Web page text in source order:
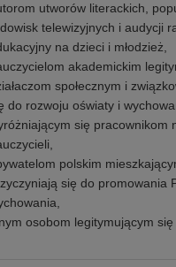
utworów literackich,
telewizyjnych i audycji
na dzieci i młodzież,
akademickim
społecznym i
do rozwoju oświaty i
się pracownikom
polskim
się do promowania
osobom legitymującym